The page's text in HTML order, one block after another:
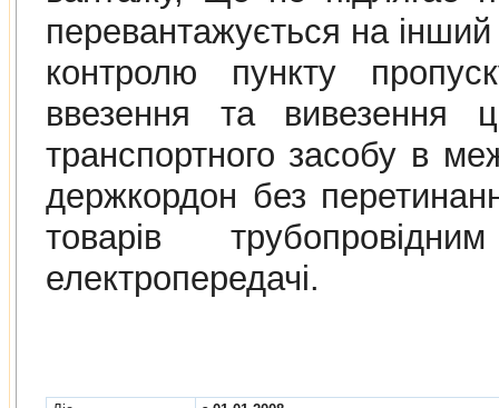
перевантажується на
контролю пункту
ввезення та вивезення
транспортного засобу в
держкордон без
товарiв
електропередачi.